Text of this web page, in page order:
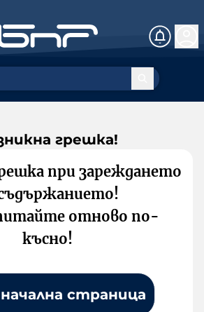
грешка!
при зареждането
отново по-
късно!
страница